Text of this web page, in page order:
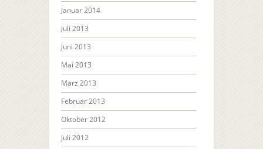
Januar 2014
Juli 2013
Juni 2013
Mai 2013
März 2013
Februar 2013
Oktober 2012
Juli 2012